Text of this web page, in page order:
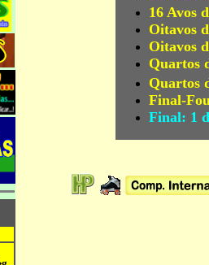
16 Avos
Oitavos
Oitavos
Quartos
Quartos
Final-
Final: 1